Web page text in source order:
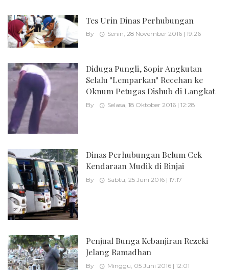
Tes Urin Dinas Perhubungan
By Senin, 28 November 2016 | 19:26
Diduga Pungli, Sopir Angkutan
Selalu "Lemparkan" Recehan ke
Oknum Petugas Dishub di Langkat
By Selasa, 18 Oktober 2016 | 12:28
Dinas Perhubungan Belum Cek
Kendaraan Mudik di Binjai
By Sabtu, 25 Juni 2016 | 17:17
Penjual Bunga Kebanjiran Rezeki
Jelang Ramadhan
By Minggu, 05 Juni 2016 | 12:01